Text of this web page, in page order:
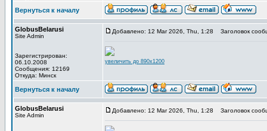
Вернуться к началу
GlobusBelarusi
Site Admin
Зарегистрирован:
06.10.2008
Сообщения: 12169
Откуда: Минск
Добавлено: 12 Mar 2026, Thu, 1:28 Заголовок
увеличить до 890x1200
Вернуться к началу
GlobusBelarusi
Site Admin
Добавлено: 12 Mar 2026, Thu, 1:28 Заголовок